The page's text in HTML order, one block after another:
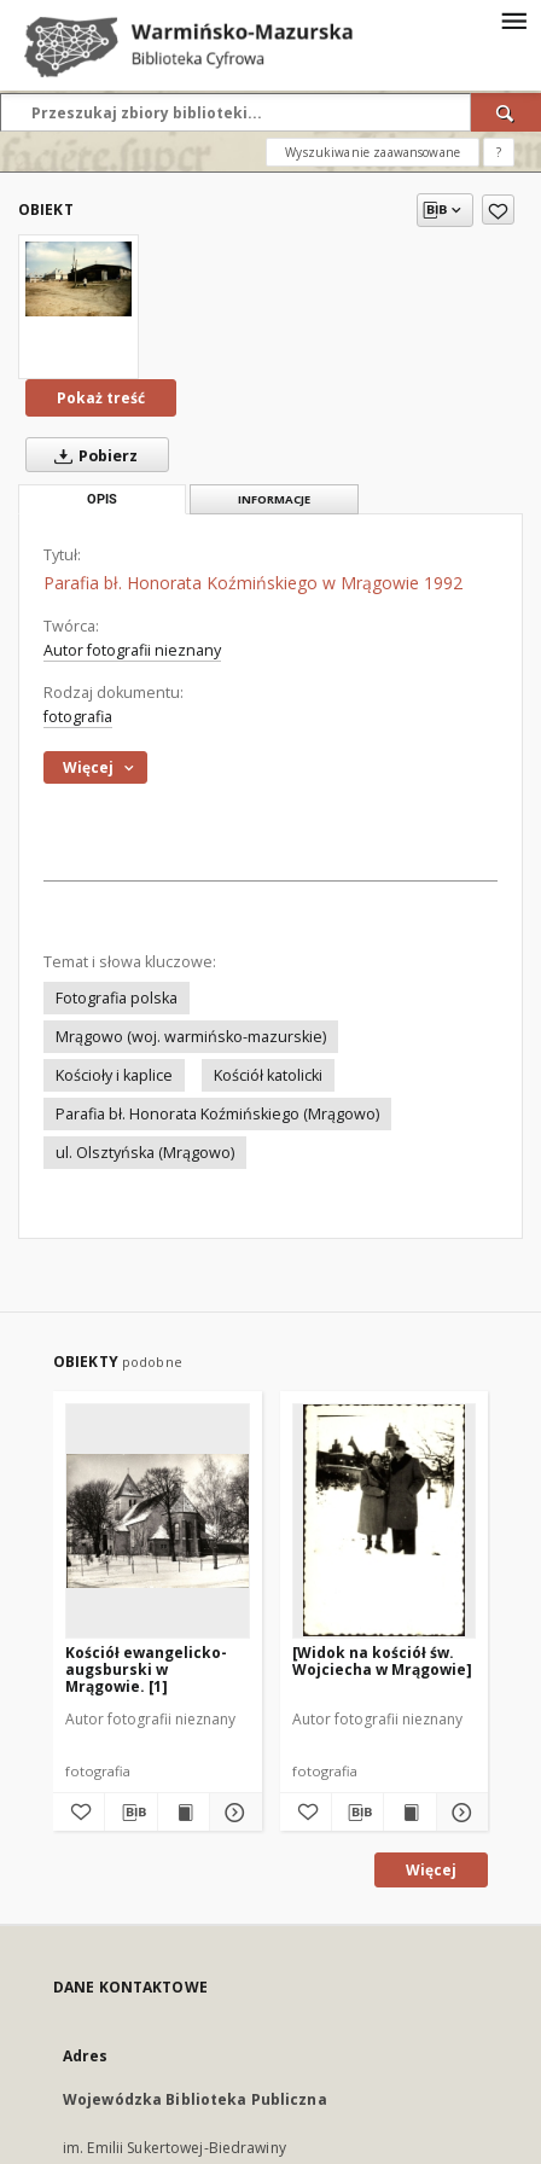
Wyszukiwanie zaawansowane ?
OBIEKT
Pokaż treść
Pobierz
OPIS INFORMACJE
Tytuł:
Parafia bł. Honorata Koźmińskiego w Mrągowie 1992
Twórca:
Autor fotografii nieznany
Rodzaj dokumentu:
fotografia
Więcej
Temat i słowa kluczowe:
Fotografia polska
Mrągowo (woj. warmińsko-mazurskie)
Kościoły i kaplice
Kościół katolicki
Parafia bł. Honorata Koźmińskiego (Mrągowo)
ul. Olsztyńska (Mrągowo)
OBIEKTY podobne
Kościół ewangelicko-
augsburski w
Mrągowie. [1]
Autor fotografii nieznany
fotografia
[Widok na kościół św.
Wojciecha w Mrągowie]
Autor fotografii nieznany
fotografia
Więcej
DANE KONTAKTOWE
Adres
Wojewódzka Biblioteka Publiczna
im. Emilii Sukertowej-Biedrawiny